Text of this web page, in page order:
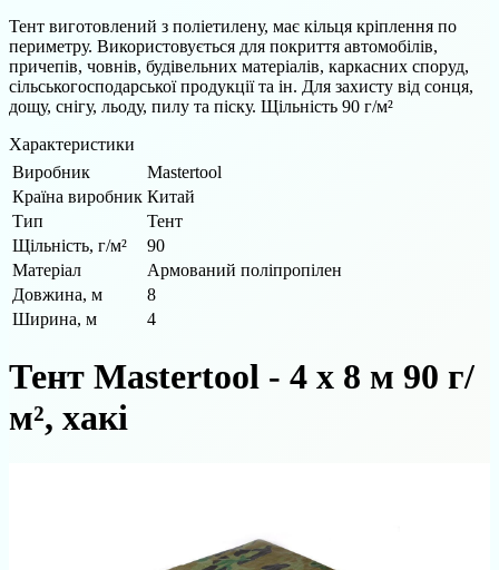
Тент виготовлений з поліетилену, має кільця кріплення по
периметру. Використовується для покриття автомобілів,
причепів, човнів, будівельних матеріалів, каркасних споруд,
сільськогосподарської продукції та ін. Для захисту від сонця,
дощу, снігу, льоду, пилу та піску. Щільність 90 г/м²
Характеристики
Виробник
Mastertool
Країна виробник Китай
Тип
Тент
Щільність, г/м²
90
Матеріал
Армований поліпропілен
Довжина, м
8
Ширина, м
4
Тент Mastertool - 4 х 8 м 90 г/
м², хакі